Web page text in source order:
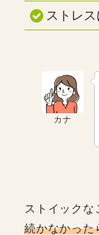
ストレ
カナ
ストイックな
続かなかった